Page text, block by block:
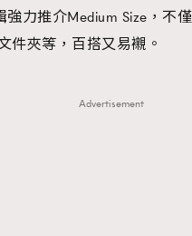
強力推介Medium Size，不
件夾等，百搭又易襯。
Advertisement